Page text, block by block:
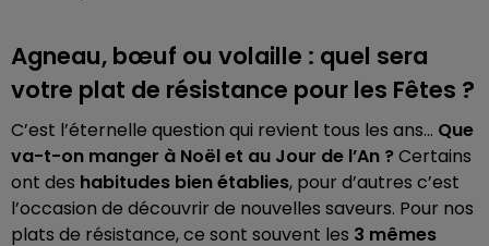
Agneau, bœuf ou volaille : quel sera
votre plat de résistance pour les Fêtes ?
C’est l’éternelle question qui revient tous les ans... Que
va-t-on manger à Noël et au Jour de l’An ? Certains
ont des habitudes bien établies, pour d’autres c’est
l’occasion de découvrir de nouvelles saveurs. Pour nos
plats de résistance, ce sont souvent les 3 mêmes